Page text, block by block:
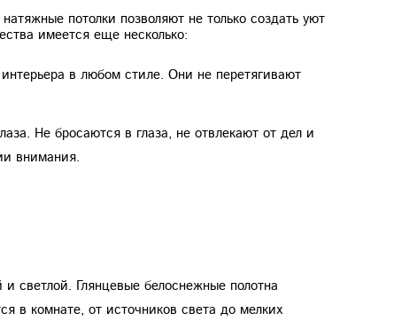
потолки позволяют не только создать уют
имеется еще несколько:
в любом стиле. Они не перетягивают
Не бросаются в глаза, не отвлекают от дел и
внимания.
светлой. Глянцевые белоснежные полотна
в комнате, от источников света до мелких